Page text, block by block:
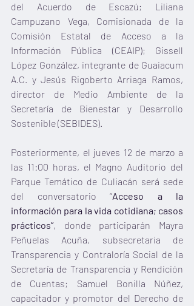
del Acuerdo de Escazú; Liliana
Campuzano Vega, Comisionada de la
Comisión Estatal de Acceso a la
Información Pública (CEAIP); Gissell
López González, integrante de Guaiacum
A.C. y Jesús Rigoberto Arriaga Ramos,
director de Medio Ambiente de la
Secretaría de Bienestar y Desarrollo
Sostenible (SEBIDES).
Posteriormente, el jueves 12 de marzo a
las 11:00 horas, el Magno Auditorio del
Parque Temático de Culiacán será sede
del conversatorio “Acceso a la
información para la vida cotidiana; casos
prácticos”, donde participarán Mayra
Peñuelas Acuña, subsecretaria de
Transparencia y Contraloría Social de la
Secretaría de Transparencia y Rendición
de Cuentas; Samuel Bonilla Núñez,
capacitador y promotor del Derecho de